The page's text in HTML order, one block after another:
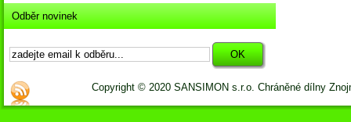
Odběr novinek
Copyright © 2020 SANSIMON s.r.o. Chráněné dílny